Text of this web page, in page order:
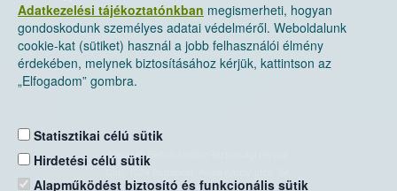
Adatkezelési tájékoztatónkban megismerheti, hogyan
gondoskodunk személyes adatai védelméről. Weboldalunk
cookie-kat (sütiket) használ a jobb felhasználói élmény
érdekében, melynek biztosításához kérjük, kattintson az
„Elfogadom” gombra.
Statisztikai célú sütik
Hirdetési célú sütik
Alapműködést biztosító és funkcionális sütik
Nemzeti Élelmiszerlánc-biztonsági Hivatal